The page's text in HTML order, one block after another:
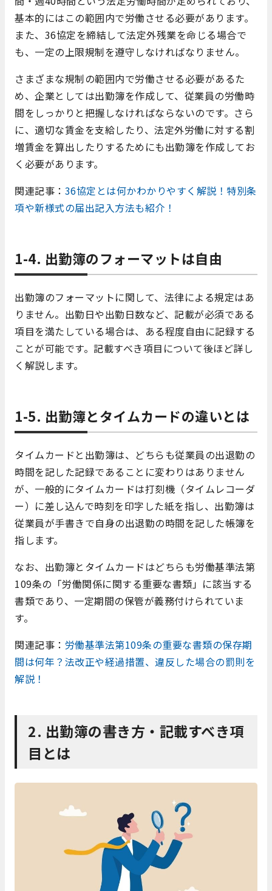
基本的にはこの範囲内で労働させる必要があります。
また、36協定を締結して法定外残業を命じる場合で
も、一定の上限規制を遵守しなければなりません。
さまざまな規制の範囲内で労働させる必要があるた
め、企業としては出勤簿を作成して、従業員の労働時
間をしっかりと把握しなければならないのです。さら
に、適切な賃金を支給したり、法定外労働に対する割
増賃金を算出したりするためにも出勤簿を作成してお
く必要があります。
関連記事： 36協定とは何かわかりやすく解説！特別条
項や新様式の届出記入方法も紹介！
1-4. 出勤簿のフォーマットは自由
出勤簿のフォーマットに関して、法律による規定はあ
りません。出勤日や出勤日数など、記載が必須である
項目を満たしている場合は、ある程度自由に記録する
ことが可能です。記載すべき項目について後ほど詳し
く解説します。
1-5. 出勤簿とタイムカードの違いとは
タイムカードと出勤簿は、どちらも従業員の出退勤の
時間を記した記録であることに変わりはありません
が、一般的にタイムカードは打刻機（タイムレコーダ
ー）に差し込んで時刻を印字した紙を指し、出勤簿は
従業員が手書きで自身の出退勤の時間を記した帳簿を
指します。
なお、出勤簿とタイムカードはどちらも労働基準法第
109条の「労働関係に関する重要な書類」に該当する
書類であり、一定期間の保管が義務付けられていま
す。
関連記事： 労働基準法第109条の重要な書類の保存期
間は何年？法改正や経過措置、違反した場合の罰則を
解説！
2. 出勤簿の書き方・記載すべき項
目とは